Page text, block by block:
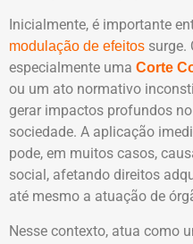
Inicialmente, é importante
modulação de efeitos surge.
especialmente uma Corte
ou um ato normativo
gerar impactos profundos
sociedade. A aplicação
pode, em muitos casos,
social, afetando direitos
até mesmo a atuação de
Nesse contexto, atua como